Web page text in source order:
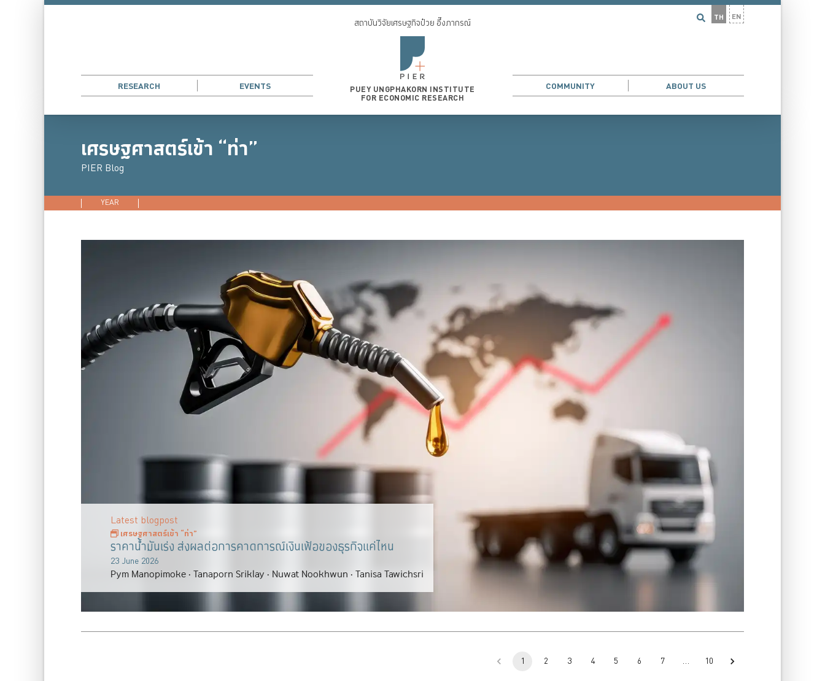
TH EN
RESEARCH EVENTS
สถาบันวิจัยเศรษฐกิจป๋วย อึ๊งภากรณ์
PUEY UNGPHAKORN INSTITUTE
FOR ECONOMIC RESEARCH
COMMUNITY ABOUT US
เศรษฐศาสตร์เข้า “ท่า”
PIER Blog
YEAR
Latest blogpost
เศรษฐศาสตร์เข้า “ท่า”
ราคาน้ำมันเร่ง ส่งผลต่อการคาดการณ์เงินเฟ้อของธุรกิจแค่ไหน
23 June 2026
Pym Manopimoke Tanaporn Sriklay Nuwat Nookhwun Tanisa Tawichsri
1 2 3 4 5 6 7 … 10